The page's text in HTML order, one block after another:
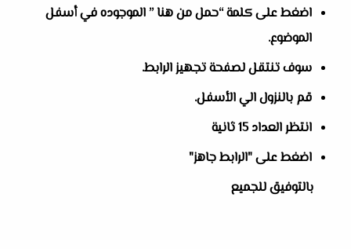
اضغط على كلمة “حمل من هنا ” الموجوده في أسفل
الموضوع.
سوف تنتقل لصفحة تجهيز الرابط.
قم بالنزول الي الأسفل.
انتظر العداد 15 ثانية
اضغط على "الرابط جاهز"
بالتوفيق للجميع